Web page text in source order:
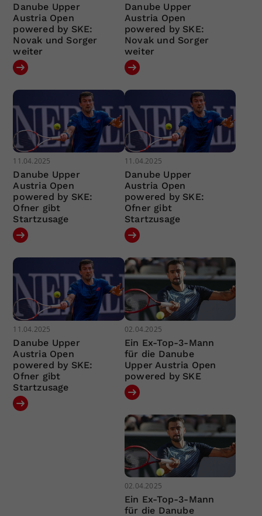
Danube Upper
Austria Open
powered by SKE:
Novak und Sorger
weiter
Danube Upper
Austria Open
powered by SKE:
Novak und Sorger
weiter
11.04.2025
Danube Upper
Austria Open
powered by SKE:
Ofner gibt
Startzusage
11.04.2025
Danube Upper
Austria Open
powered by SKE:
Ofner gibt
Startzusage
11.04.2025
Danube Upper
Austria Open
powered by SKE:
Ofner gibt
Startzusage
02.04.2025
Ein Ex-Top-3-Mann
für die Danube
Upper Austria Open
powered by SKE
02.04.2025
Ein Ex-Top-3-Mann
für die Danube